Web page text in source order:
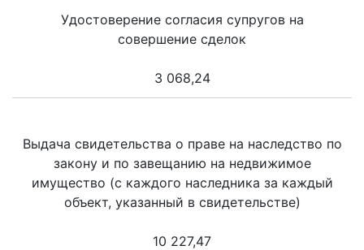
Удостоверение согласия супругов на
совершение сделок
3 068,24
Выдача свидетельства о праве на наследство по
закону и по завещанию на недвижимое
имущество (с каждого наследника за каждый
объект, указанный в свидетельстве)
10 227,47